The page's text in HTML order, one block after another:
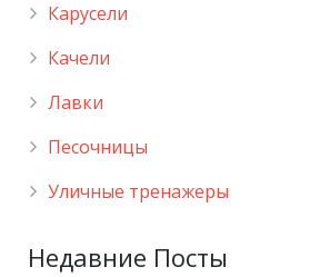
Карусели
Качели
Лавки
Песочницы
Уличные тренажеры
Недавние Посты